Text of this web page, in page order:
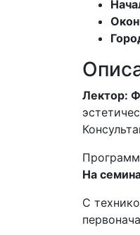
Лектор:
На
С